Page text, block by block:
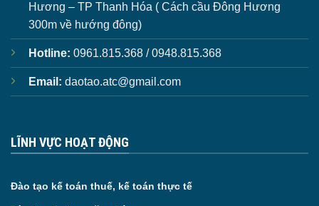
Hương – TP Thanh Hóa ( Cách cầu Đông Hương
300m về hướng đông)
Hotline: 0961.815.368 / 0948.815.368
Email: daotao.atc@gmail.com
LĨNH VỰC HOẠT ĐỘNG
Đào tạo kế toán thuế, kế toán thực tế